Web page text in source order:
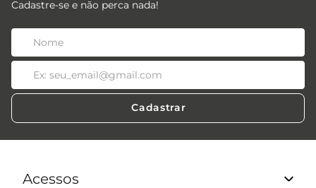
Cadastre-se e não perca nada!
Cadastrar
Acessos